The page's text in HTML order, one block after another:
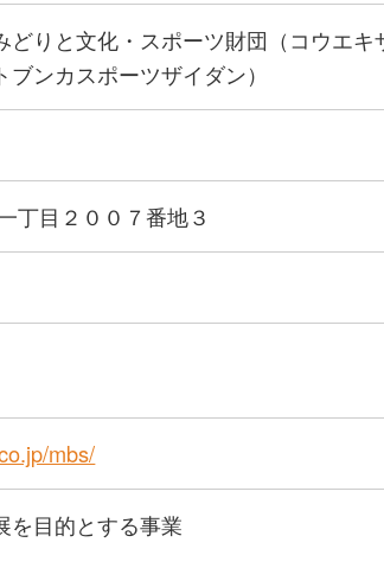
どりと文化・スポーツ財団（コウエキ
ンカスポーツザイダン）
丁目２００７番地３
mbs/
を目的とする事業